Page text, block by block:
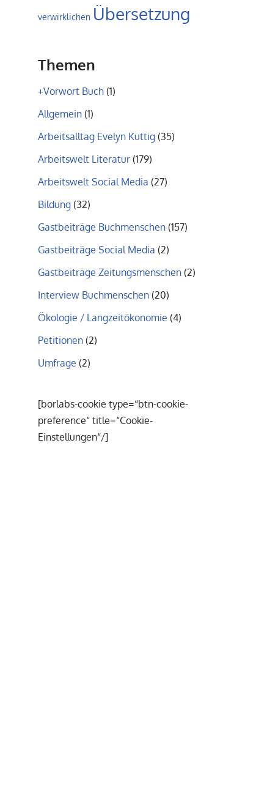
verwirklichen Übersetzung
Themen
+Vorwort Buch (1)
Allgemein (1)
Arbeitsalltag Evelyn Kuttig (35)
Arbeitswelt Literatur (179)
Arbeitswelt Social Media (27)
Bildung (32)
Gastbeiträge Buchmenschen (157)
Gastbeiträge Social Media (2)
Gastbeiträge Zeitungsmenschen (2)
Interview Buchmenschen (20)
Ökologie / Langzeitökonomie (4)
Petitionen (2)
Umfrage (2)
[borlabs-cookie type=“btn-cookie-
preference“ title=“Cookie-
Einstellungen“/]